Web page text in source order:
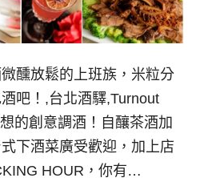
醺放鬆的上班族，米粒分
吧！,台北酒驛,Turnout
的創意調酒！自釀茶酒加
下酒菜廣受歡迎，加上店
HOUR，你有…